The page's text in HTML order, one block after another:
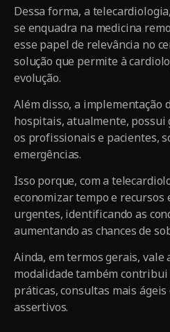
Dessa forma, a
se enquadra na medicina
esse papel de relevância no
solução que permite à
evolução.
Além disso, a implementação
hospitais, atualmente,
os profissionais e pacientes,
emergências.
Isso porque, com a
economizar tempo e recursos
urgentes, identificando as
aumentando as chances de
Ainda, em termos gerais, vale
modalidade também
práticas, consultas mais
assertivos.